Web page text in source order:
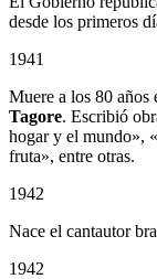
desde los primeros
1941
Muere a los 80 años
Tagore. Escribió
hogar y el mundo»,
fruta», entre otras.
1942
Nace el cantautor
1942